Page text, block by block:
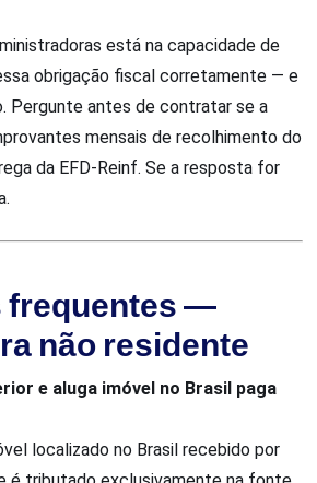
está na capacidade de
obrigação fiscal corretamente — e
Pergunte antes de contratar se a
mensais de recolhimento do
da EFD-Reinf. Se a resposta for
frequentes —
não residente
e aluga imóvel no Brasil paga
localizado no Brasil recebido por